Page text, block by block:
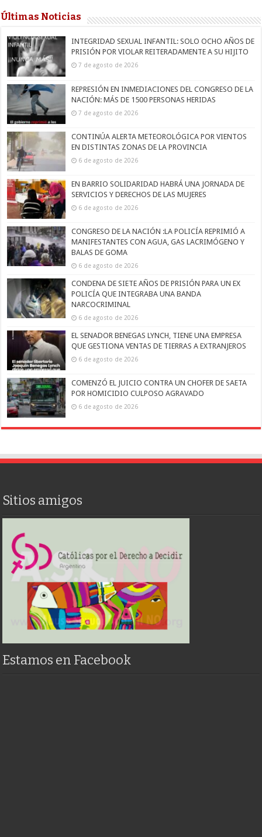
Últimas Noticias
INTEGRIDAD SEXUAL INFANTIL: SOLO OCHO AÑOS DE
PRISIÓN POR VIOLAR REITERADAMENTE A SU HIJITO
7 de agosto de 2026
REPRESIÓN EN INMEDIACIONES DEL CONGRESO DE LA
NACIÓN: MÁS DE 1500 PERSONAS HERIDAS
7 de agosto de 2026
CONTINÚA ALERTA METEOROLÓGICA POR VIENTOS
EN DISTINTAS ZONAS DE LA PROVINCIA
6 de agosto de 2026
EN BARRIO SOLIDARIDAD HABRÁ UNA JORNADA DE
SERVICIOS Y DERECHOS DE LAS MUJERES
6 de agosto de 2026
CONGRESO DE LA NACIÓN :LA POLICÍA REPRIMIÓ A
MANIFESTANTES CON AGUA, GAS LACRIMÓGENO Y
BALAS DE GOMA
6 de agosto de 2026
CONDENA DE SIETE AÑOS DE PRISIÓN PARA UN EX
POLICÍA QUE INTEGRABA UNA BANDA
NARCOCRIMINAL
6 de agosto de 2026
EL SENADOR BENEGAS LYNCH, TIENE UNA EMPRESA
QUE GESTIONA VENTAS DE TIERRAS A EXTRANJEROS
6 de agosto de 2026
COMENZÓ EL JUICIO CONTRA UN CHOFER DE SAETA
POR HOMICIDIO CULPOSO AGRAVADO
6 de agosto de 2026
Sitios amigos
Estamos en Facebook